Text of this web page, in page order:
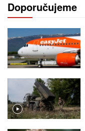
Doporučujeme